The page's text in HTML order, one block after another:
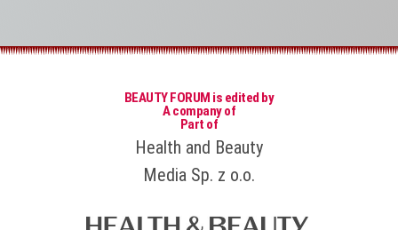
BEAUTY FORUM is edited by
A company of
Part of
Health and Beauty
Media Sp. z o.o.